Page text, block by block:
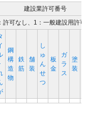
建設業許可番号
許可なし、1：一般建設用許
･
鋼
構
造
物
鉄
筋
舗
装
し
ゅ
ん
せ
つ
板
金
ガ
ラ
ス
塗
装